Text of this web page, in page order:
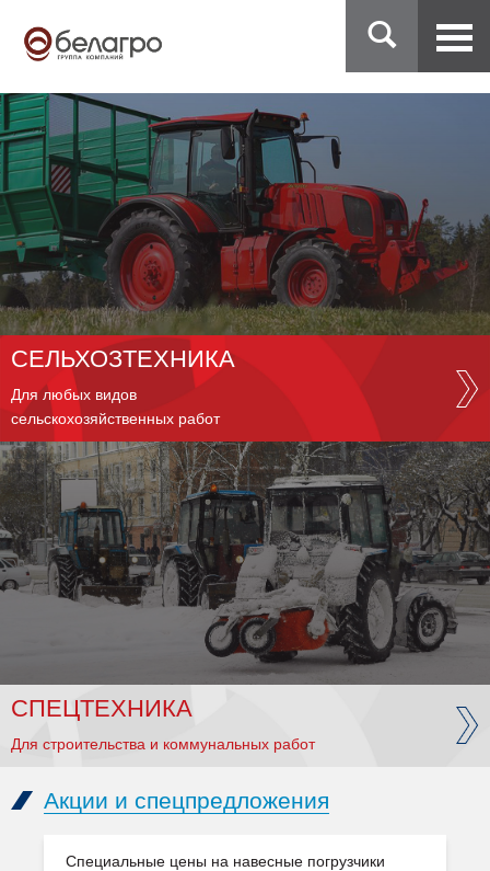
СЕЛЬХОЗТЕХНИКА
Для любых видов
сельскохозяйственных работ
СПЕЦТЕХНИКА
Для строительства и коммунальных работ
Акции и спецпредложения
Специальные цены на навесные погрузчики